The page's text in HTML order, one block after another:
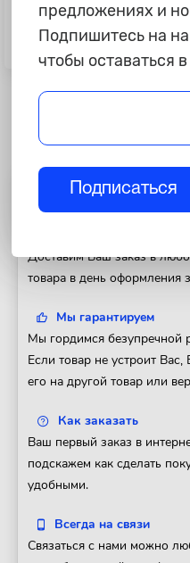
955 ₽
Очиститель кожи "Detail" "Leather
Clean", 500 мл М
Полезная
Доставим Ваш заказ в
товара в день оформления
Мы гарантируем
Мы гордимся безупречной
Если товар не устроит
его на другой товар или
Как заказать
Ваш первый заказ в
подскажем как сделать
удобными.
Всегда на связи
Связаться с нами можно
предложениях и
Подпишитесь на
чтобы оставаться
Подписаться